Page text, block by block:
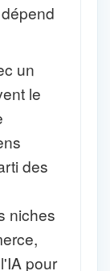
un
le
des
niches
pour